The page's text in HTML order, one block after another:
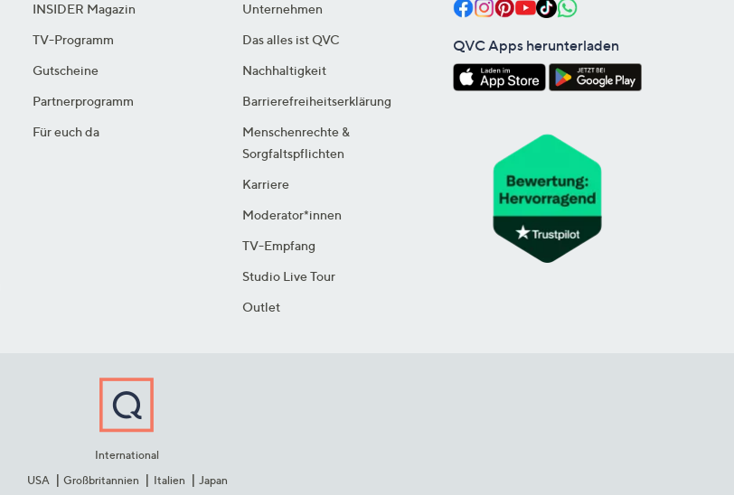
INSIDER Magazin
TV-Programm
Gutscheine
Partnerprogramm
Für euch da
Unternehmen
Das alles ist QVC
Nachhaltigkeit
Barrierefreiheitserklärung
Menschenrechte &
Sorgfaltspflichten
Karriere
Moderator*innen
TV-Empfang
Studio Live Tour
Outlet
QVC Apps herunterladen
International
USA
Großbritannien Italien Japan